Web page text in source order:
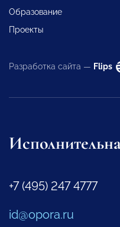
Образование
Проекты
Разработка сайта — Flips
+7 (495) 247 4777
id@opora.ru